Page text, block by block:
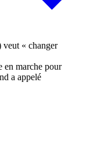
en marche pour
a appelé